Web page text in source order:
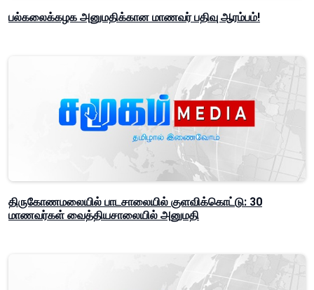
பல்கலைக்கழக அனுமதிக்கான மாணவர் பதிவு ஆரம்பம்!
திருகோணமலையில் பாடசாலையில் குளவிக்கொட்டு: 30
மாணவர்கள் வைத்தியசாலையில் அனுமதி